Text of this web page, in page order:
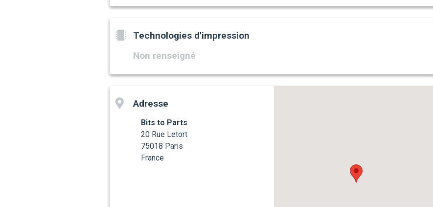
Technologies d'impression
Non renseigné
Adresse
Bits to Parts
20 Rue Letort
75018 Paris
France